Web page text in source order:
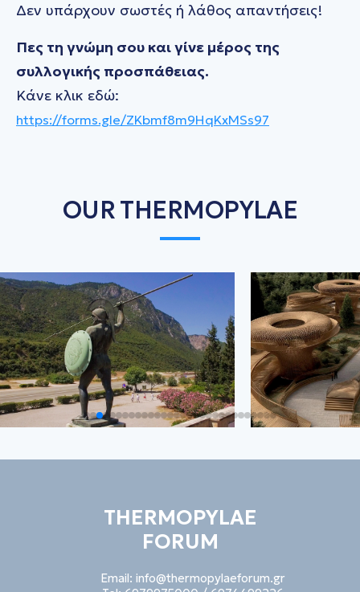
Δεν υπάρχουν σωστές ή λάθος απαντήσεις!
Πες τη γνώμη σου και γίνε μέρος της
συλλογικής προσπάθειας.
Κάνε κλικ εδώ:
https://forms.gle/ZKbmf8m9HqKxMSs97
OUR THERMOPYLAE
THERMOPYLAE
FORUM
Email: info@thermopylaeforum.gr